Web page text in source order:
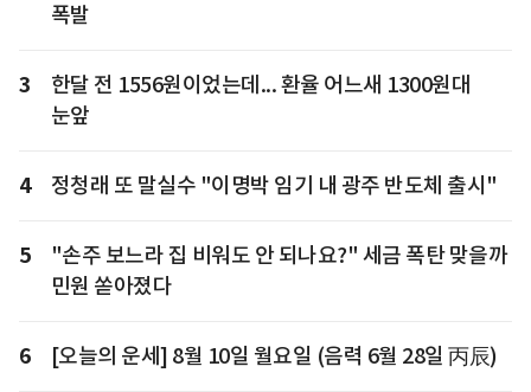
폭발
3
한달 전 1556원이었는데... 환율 어느새 1300원대
눈앞
4 정청래 또 말실수 "이명박 임기 내 광주 반도체 출시"
5
"손주 보느라 집 비워도 안 되나요?" 세금 폭탄 맞을까
민원 쏟아졌다
6 [오늘의 운세] 8월 10일 월요일 (음력 6월 28일 丙辰)